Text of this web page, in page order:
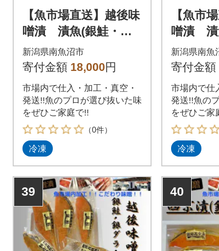
【魚市場直送】越後味
噌漬 漬魚(銀鮭・銀
ダラ)
新潟県南魚沼市
寄付金額 18,000円
市場内で仕入・加工・真空・
発送!!魚のプロが選び抜いた味
をぜひご家庭で!!
（0件）
冷凍
【魚市
噌漬 漬
ラスカ
新潟県南魚
寄付金額
市場内で仕
発送!!魚の
をぜひご家
冷凍
39 40